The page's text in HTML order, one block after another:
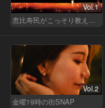
Vol.1
恵比寿民がこっそり教える、 “俺の恵比寿”
Vol.2
金曜19時の街SNAP